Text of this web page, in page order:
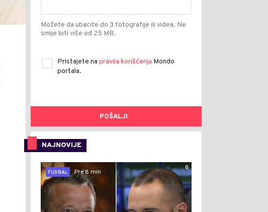
Možete da ubacite do 3 fotografije ili videa. Ne
smije biti više od 25 MB.
Pristajete na pravila korišćenja Mondo
portala.
POŠALJI
NAJNOVIJE
0
FUDBAL
Pre 8 min